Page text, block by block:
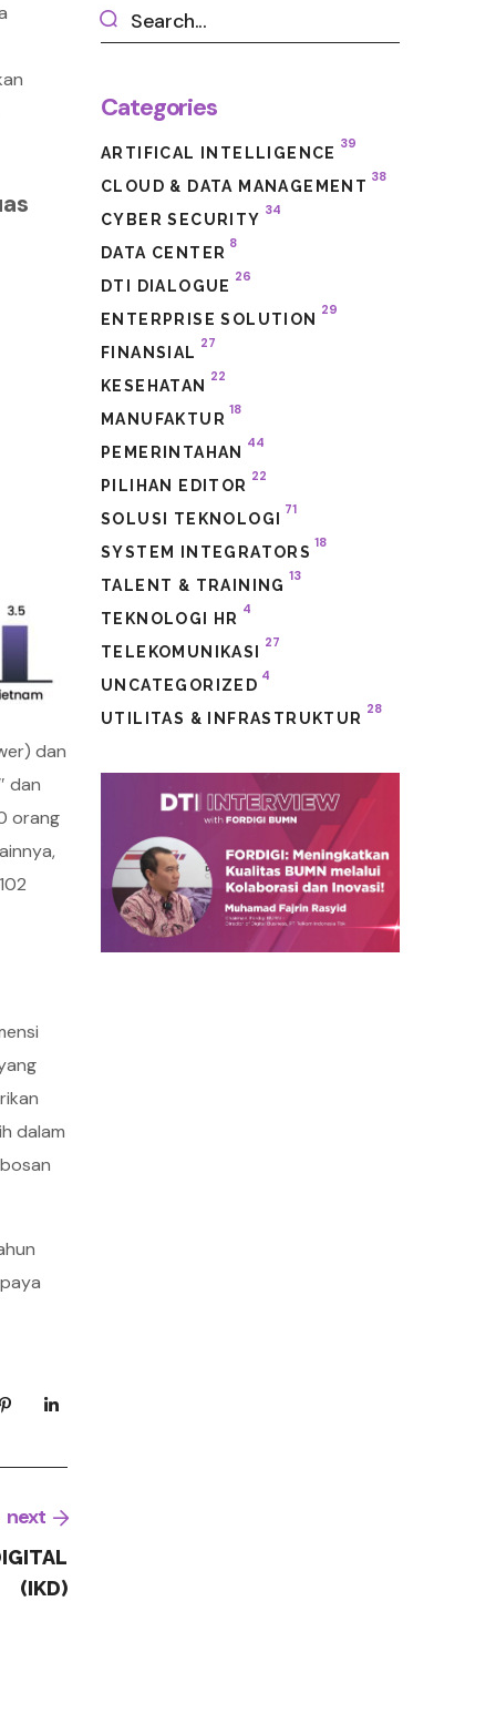
dan
dan
orang
dalam
next
(IKD)
Categories
ARTIFICAL INTELLIGENCE
39
CLOUD & DATA MANAGEMENT
38
CYBER SECURITY
34
DATA CENTER
8
DTI DIALOGUE
26
ENTERPRISE SOLUTION
29
FINANSIAL
27
KESEHATAN
22
MANUFAKTUR
18
PEMERINTAHAN
44
PILIHAN EDITOR
22
SOLUSI TEKNOLOGI
71
SYSTEM INTEGRATORS
18
TALENT & TRAINING
13
TEKNOLOGI HR
4
TELEKOMUNIKASI
27
UNCATEGORIZED
4
UTILITAS & INFRASTRUKTUR
28